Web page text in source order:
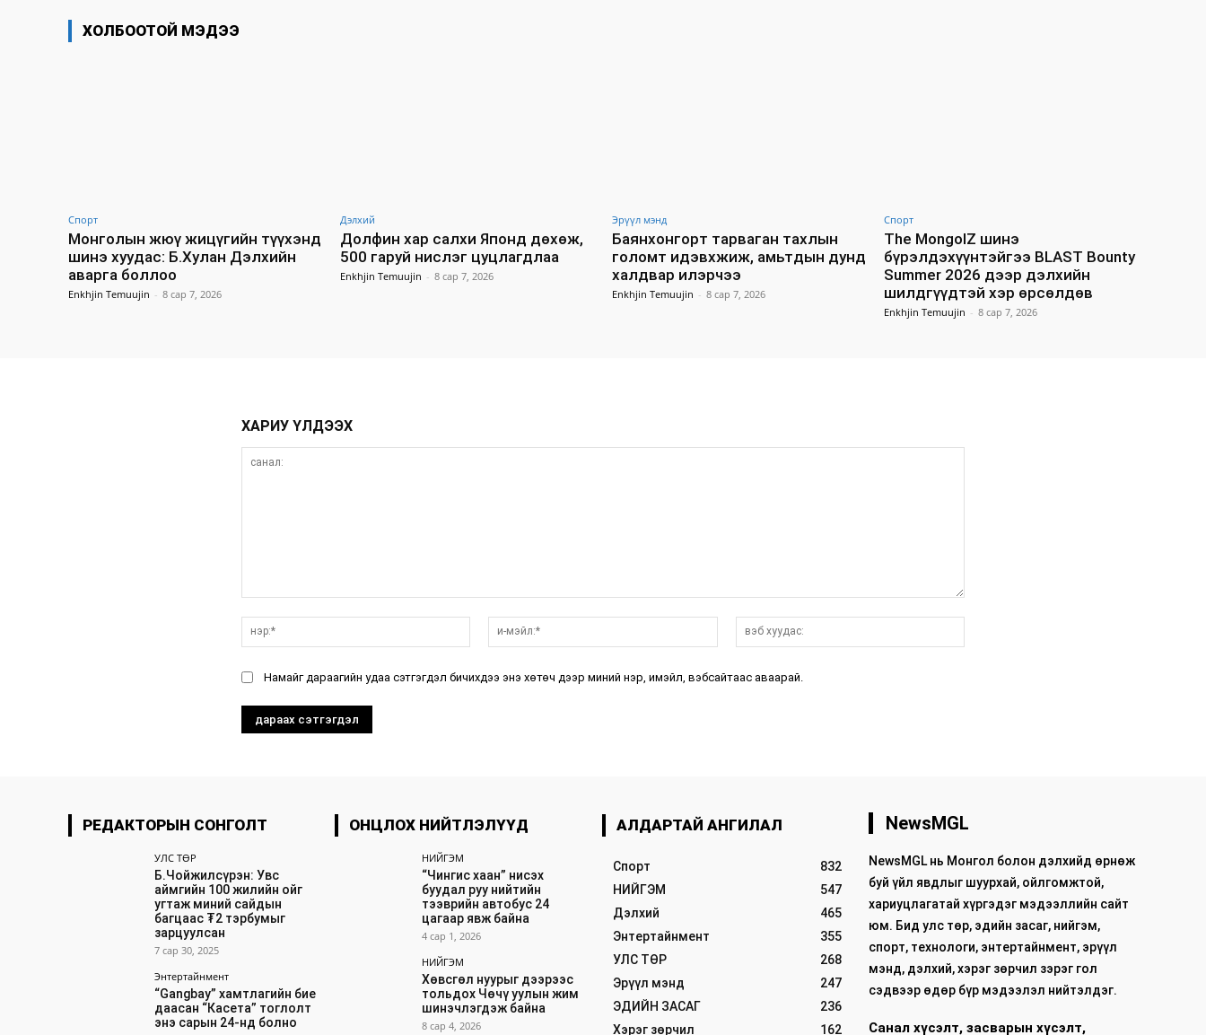
ХОЛБООТОЙ МЭДЭЭ
Спорт
Монголын жюү жицүгийн түүхэнд
шинэ хуудас: Б.Хулан Дэлхийн
аварга боллоо
Enkhjin Temuujin - 8 сар 7, 2026
Дэлхий
Долфин хар салхи Японд дөхөж,
500 гаруй нислэг цуцлагдлаа
Enkhjin Temuujin - 8 сар 7, 2026
Эрүүл мэнд
Баянхонгорт тарваган тахлын
голомт идэвхжиж, амьтдын дунд
халдвар илэрчээ
Enkhjin Temuujin - 8 сар 7, 2026
Спорт
The MongolZ шинэ
бүрэлдэхүүнтэйгээ BLAST Bounty
Summer 2026 дээр дэлхийн
шилдгүүдтэй хэр өрсөлдөв
Enkhjin Temuujin - 8 сар 7, 2026
ХАРИУ ҮЛДЭЭХ
нэр:*
мэйл:*
хуудас:
Намайг дараагийн удаа сэтгэгдэл бичихдээ энэ хөтөч дээр миний нэр, имэйл, вэбсайтаас аваарай.
РЕДАКТОРЫН СОНГОЛТ
УЛС ТӨР
Б.Чойжилсүрэн: Увс
аймгийн 100 жилийн ойг
угтаж миний сайдын
багцаас ₮2 тэрбумыг
зарцуулсан
7 сар 30, 2025
Энтертайнмент
“Gangbay” хамтлагийн бие
даасан “Касета” тоглолт
энэ сарын 24-нд болно
ОНЦЛОХ НИЙТЛЭЛҮҮД
НИЙГЭМ
“Чингис хаан” нисэх
буудал руу нийтийн
тээврийн автобус 24
цагаар явж байна
4 сар 1, 2026
НИЙГЭМ
Хөвсгөл нуурыг дээрээс
тольдох Чөчү уулын жим
шинэчлэгдэж байна
8 сар 4, 2026
АЛДАРТАЙ АНГИЛАЛ
Спорт
832
НИЙГЭМ
547
Дэлхий
465
Энтертайнмент
355
УЛС ТӨР
268
Эрүүл мэнд
247
ЭДИЙН ЗАСАГ
236
Хэрэг зөрчил
162
NewsMGL
NewsMGL нь Монгол болон дэлхийд өрнөж
буй үйл явдлыг шуурхай, ойлгомжтой,
хариуцлагатай хүргэдэг мэдээллийн сайт
юм. Бид улс төр, эдийн засаг, нийгэм,
спорт, технологи, энтертайнмент, эрүүл
мэнд, дэлхий, хэрэг зөрчил зэрэг гол
сэдвээр өдөр бүр мэдээлэл нийтэлдэг.
Санал хүсэлт, засварын хүсэлт,